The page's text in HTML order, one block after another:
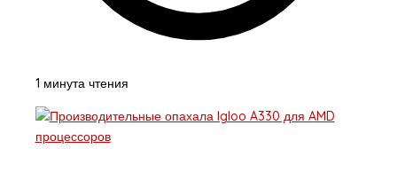
1 минута чтения